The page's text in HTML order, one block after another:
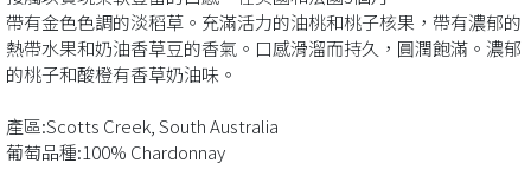
帶有金色色調的淡稻草。充滿活力的油桃和桃子核果，帶有濃郁的
熱帶水果和奶油香草豆的香氣。口感滑溜而持久，圓潤飽滿。濃郁
的桃子和酸橙有香草奶油味。
產區:Scotts Creek, South Australia
葡萄品種:100% Chardonnay